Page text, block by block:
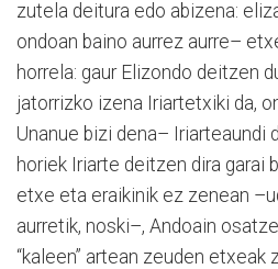
zutela deitura edo abizena:
ondoan baino aurrez aurre–
horrela: gaur Elizondo deitzen
jatorrizko izena Iriartetxiki da,
Unanue bizi dena– Iriarteaundi
horiek Iriarte deitzen dira garai
etxe eta eraikinik ez zenean
aurretik, noski–, Andoain
“kaleen” artean zeuden etxeak